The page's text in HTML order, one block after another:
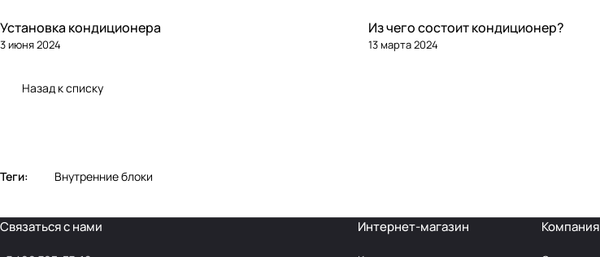
Установка кондиционера
3 июня 2024
Из чего состоит кондиционер?
13 марта 2024
Назад к списку
Теги: Внутренние блоки
Связаться с нами Интернет-магазин Компания